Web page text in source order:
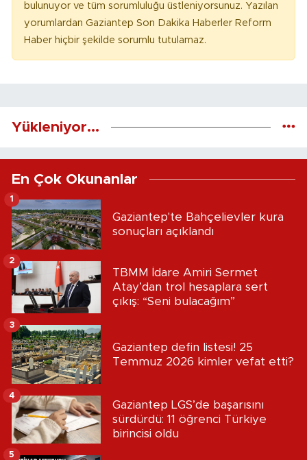
bulunuyor ve tüm sorumluluğu üstleniyorsunuz. Yazılan
yorumlardan Gaziantep Son Dakika Haberler Reform
Haber hiçbir şekilde sorumlu tutulamaz.
Yükleniyor...
En Çok Okunanlar
Gaziantep'te Bahçelievler kura
sonuçları açıklandı
1
TBMM İdare Amiri Sermet
Atay’dan trol hesaplara sert
çıkış: “Seni bulacağım”
2
Gaziantep defin listesi! 25
Temmuz 2026 kimler vefat etti?
3
Gaziantep LGS’de başarısını
sürdürdü: 11 öğrenci Türkiye
birincisi oldu
4
5